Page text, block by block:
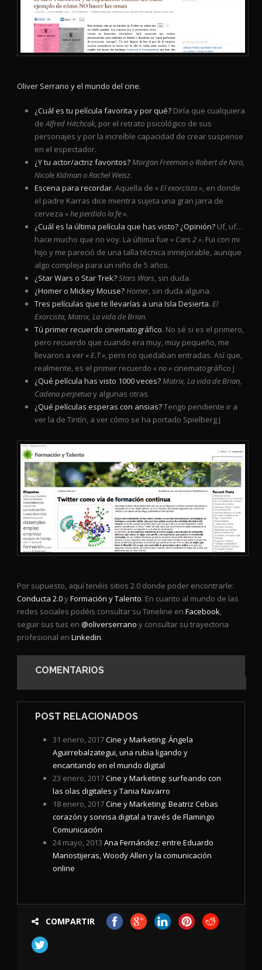
Oliver Serrano y el mundo del cine.
¿Cuál es tu película favorita y por qué? Diría que cualquiera
deAlfred Hitchcok, por el retrato psicológico de sus
personajes y por la increíble capacidad de crear suspense
en el espectador.
¿Y tu actor/actriz favoritos?Morgan Freeman o Robert de Niro,
Nicole Kidman o Rachel Weisz.
Escena para recordar. Aquella de « El exorcista », en donde
el padre Karras dice mientra sujeta una gran jarra de
cerveza « he perdido la fe ».
¿Cuál es la última película que has visto? ¿Opinión? Uf, uf…
hace mucho que no voy. La última fue « Cars 2 ». Fui con mi
hijo y me pareció de una talla técnica inmejorable, aunque
algo compleja para un niño de 5 años.
¿Star Wars o Star Trek?Stars Wars, sin duda.
¿Homer o Mickey Mouse?Homer, sin duda alguna.
Tres películas que te llevarías a una Isla Desierta. El
Exorcista, Matrix, La vida de Brian.
Tú primer recuerdo cinematográfico. No sé si es el primero,
pero recuerdo que cuando era muy, muy pequeño, me
llevaron a ver« E.T », pero no quedaban entradas. Así que,
realmente, es el primer recuerdo « no » cinematográfico J
¿Qué película has visto 1000 veces?Matrix, La vida de Brian,
Cadena perpetuay algunas otras.
¿Qué películas esperas con ansias?Tengo pendiente ir a
ver la de Tintín, a ver cómo se ha portado Spielberg J
Por supuesto, aquí tenéis sitios 2.0 donde poder encontrarle:
Conducta 2.0yFormación y Talento. En cuanto al mundo de las
redes sociales podéis consultar su Timeline en Facebook,
seguir sus tuis en @oliverserrano y consultar su trayectoria
profesional en Linkedin.
COMENTARIOS
POST RELACIONADOS
31 enero, 2017Cine y Marketing: Ángela
Aguirrebalzategui, una rubia ligando y
encantando en el mundo digital
23 enero, 2017Cine y Marketing: surfeando con
las olas digitales y Tania Navarro
18 enero, 2017Cine y Marketing: Beatriz Cebas
corazón y sonrisa digital a través de Flamingo
Comunicación
24 mayo, 2013 Ana Fernández: entre Eduardo
Manostijeras, Woody Allen y la comunicación
online
COMPARTIR